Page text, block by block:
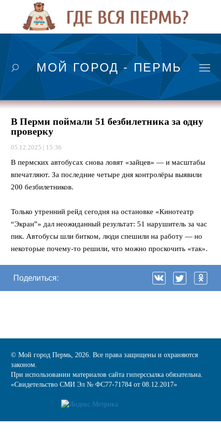
МОЙ ГОРОД - ПЕРМЬ
В Перми поймали 51 безбилетника за одну
проверку
05.12.2025 | 15:36
В пермских автобусах снова ловят «зайцев» — и масштабы
впечатляют. За последние четыре дня контролёры выявили
200 безбилетников.
Только утренний рейд сегодня на остановке «Кинотеатр
“Экран”» дал неожиданный результат: 51 нарушитель за час
пик. Автобусы шли битком, люди спешили на работу — но
некоторые почему-то решили, что можно проскочить «так».
Поделиться:
© Мой город Пермь, 2026. Все права защищены и охраняются
законом.
При использовании материалов сайта гиперссылка обязательна.
«Cвидетельство СМИ Эл № ФС77-71784 от 08.12.2017»